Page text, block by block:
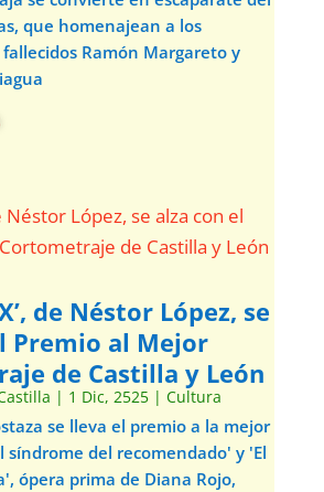
que homenajean a los
Ramón Margareto y
de Néstor López, se
Premio al Mejor
de Castilla y León
| 1 Dic, 2525| Cultura
se lleva el premio a la mejor
síndrome del recomendado' y 'El
ópera prima de Diana Rojo,